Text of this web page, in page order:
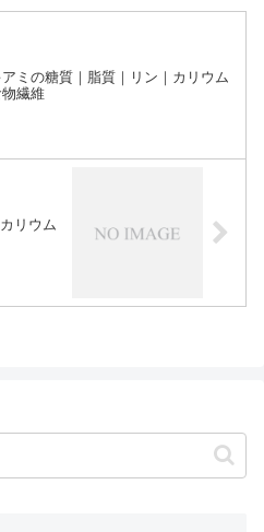
アミの糖質｜脂質｜リン｜カリウム
物繊維
リウム